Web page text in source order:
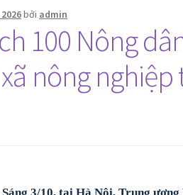
bởi admin
100 Nông
nông